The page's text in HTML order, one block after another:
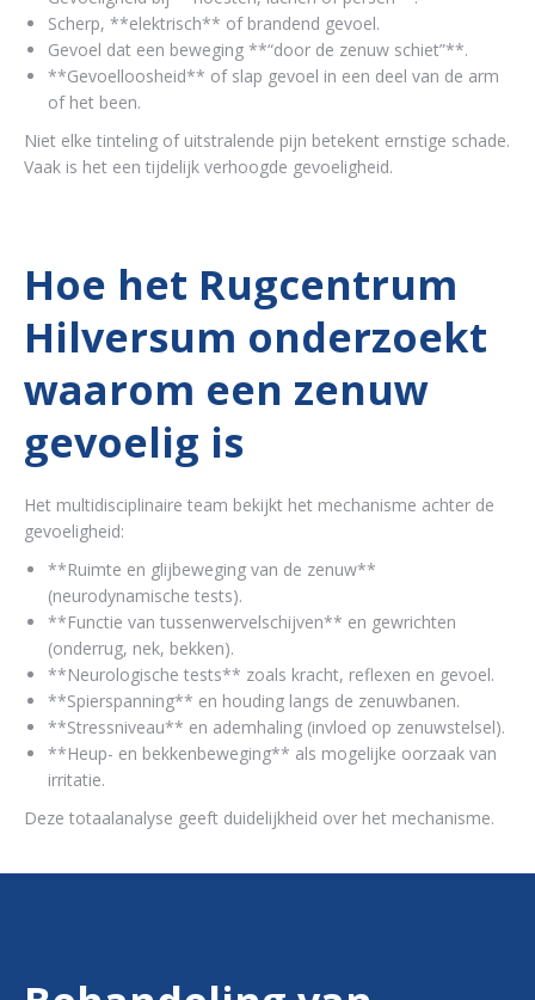
Scherp, **elektrisch** of brandend gevoel.
Gevoel dat een beweging **“door de zenuw schiet”**.
**Gevoelloosheid** of slap gevoel in een deel van de arm
of het been.
Niet elke tinteling of uitstralende pijn betekent ernstige schade.
Vaak is het een tijdelijk verhoogde gevoeligheid.
Hoe het Rugcentrum
Hilversum onderzoekt
waarom een zenuw
gevoelig is
Het multidisciplinaire team bekijkt het mechanisme achter de
gevoeligheid:
**Ruimte en glijbeweging van de zenuw**
(neurodynamische tests).
**Functie van tussenwervelschijven** en gewrichten
(onderrug, nek, bekken).
**Neurologische tests** zoals kracht, reflexen en gevoel.
**Spierspanning** en houding langs de zenuwbanen.
**Stressniveau** en ademhaling (invloed op zenuwstelsel).
**Heup- en bekkenbeweging** als mogelijke oorzaak van
irritatie.
Deze totaalanalyse geeft duidelijkheid over het mechanisme.